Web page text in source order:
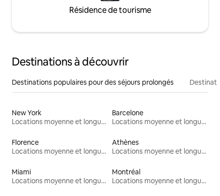
Résidence de tourisme
Destinations à découvrir
Destinations populaires pour des séjours prolongés
New York
Locations moyenne et longue durée
Barcelone
Locations moyenne et longue durée
Florence
Locations moyenne et longue durée
Athènes
Locations moyenne et longue durée
Miami
Locations moyenne et longue durée
Montréal
Locations moyenne et longue durée